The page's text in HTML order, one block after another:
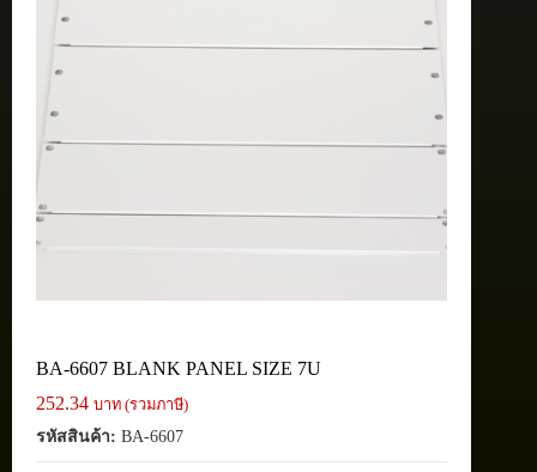
BA-6607 BLANK PANEL SIZE 7U
252.34 บาท (รวมภาษี)
รหัสสินค้า: BA-6607